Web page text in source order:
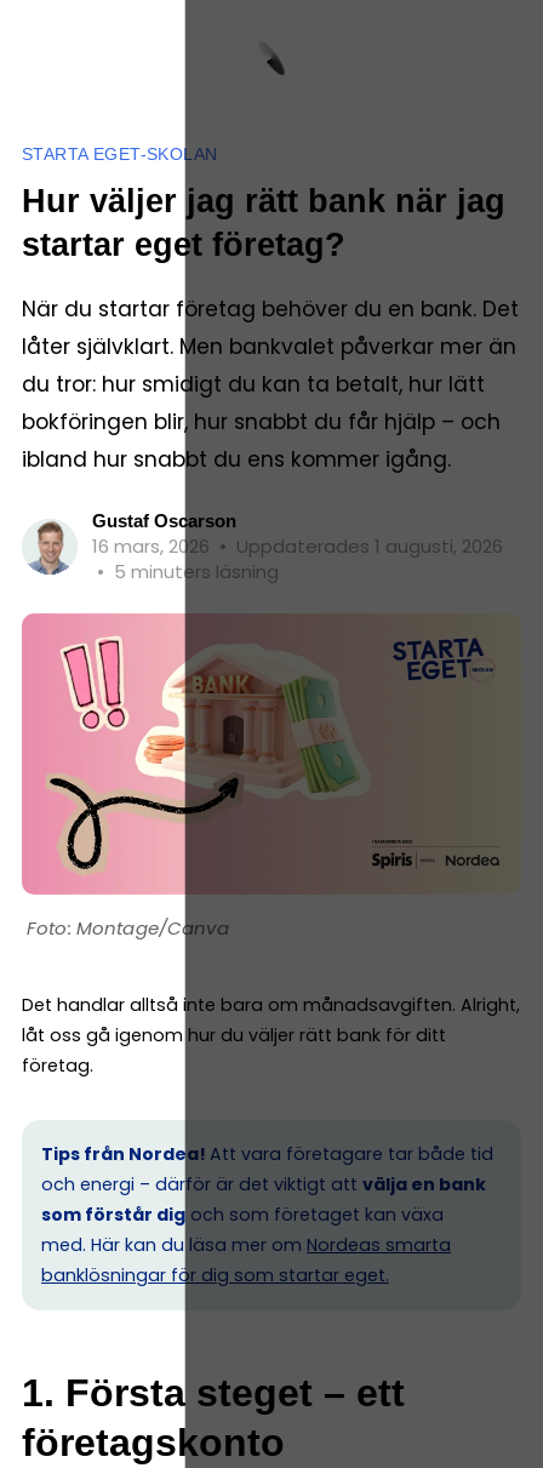
STARTA EGET-SKOLAN
Hur väljer jag rätt bank när jag
startar eget företag?
När du startar företag behöver du en bank. Det
låter självklart. Men bankvalet påverkar mer än
du tror: hur smidigt du kan ta betalt, hur lätt
bokföringen blir, hur snabbt du får hjälp – och
ibland hur snabbt du ens kommer igång.
Gustaf Oscarson
16 mars, 2026 • Uppdaterades 1 augusti, 2026
• 5 minuters läsning
Montage/Canva
Det handlar alltså inte bara om månadsavgiften. Alright,
låt oss gå igenom hur du väljer rätt bank för ditt
företag.
Tips från Nordea! Att vara företagare tar både tid
och energi – därför är det viktigt att välja en bank
som förstår dig och som företaget kan växa
med. Här kan du läsa mer om Nordeas smarta
banklösningar för dig som startar eget.
1. Första steget – ett
företagskonto